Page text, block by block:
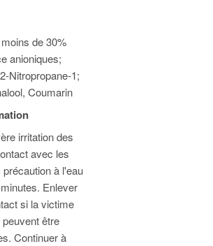
de 30%
anioniques;
Nitropropane-1;
Coumarin
irritation des
avec les
à l'eau
Enlever
si la victime
être
Continuer à